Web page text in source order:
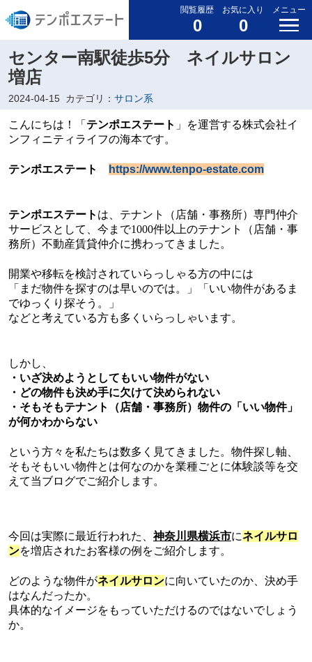
閲覧履歴
0
お気に入り
0
メニュー
センター南駅徒歩5分 ネイルサロン
増店
2024-04-15 カテゴリ： サロン系
こんにちは！ 「 テンポエステート 」を運営する株式会社イ
ンフィニティライフの海本です。
テンポエステート https://www.tenpo-estate.com
テンポエステート は、テナント（店舗・事務所）専門仲介
サービスとして、今まで1000件以上のテナント（店舗・事
務所）不動産賃貸仲介に携わってきました。
開業や移転を検討されていらっしゃる方の中には
「まだ物件を探すのは早いのでは。」「いい物件があるま
でゆっくり探そう。」
などと考えている方も多くいらっしゃいます。
しかし、
・いざ決めようとしてもいい物件がない
・どの物件も決め手に欠けて決められない
・そもそもテナント（店舗・事務所）物件の「いい物件」
が何かわからない
という方々を私たちは数多く見てきました。物件探し軸、
そもそもいい物件とは何なのかを業種ごとに体験談等を交
えて当ブログでご紹介します。
今回は実際に最近行われた、神奈川県横浜市にネイルサロ
ンを増店されたお客様の例をご紹介します。
どのような物件がネイルサロンに向いていたのか、決め手
はなんだったか。
具体的なイメージをもっていただけるのではないでしょう
か。